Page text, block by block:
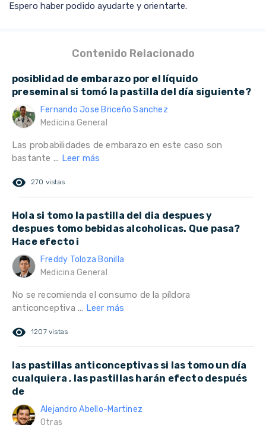
Espero haber podido ayudarte y orientarte.
Contenido Relacionado
posiblidad de embarazo por el líquido
preseminal si tomó la pastilla del día siguiente?
Fernando Jose Briceño Sanchez
Medicina General
Las probabilidades de embarazo en este caso son
bastante ... Leer más
remove_red_eye 270 vistas
Hola si tomo la pastilla del dia despues y
despues tomo bebidas alcoholicas. Que pasa?
Hace efecto i
Freddy Toloza Bonilla
Medicina General
No se recomienda el consumo de la píldora
anticonceptiva ... Leer más
remove_red_eye 1207 vistas
las pastillas anticonceptivas si las tomo un día
cualquiera , las pastillas harán efecto después
de
Alejandro Abello-Martinez
Otras